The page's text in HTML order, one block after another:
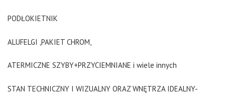
PODŁOKIETNIK
ALUFELGI ,PAKIET CHROM,
ATERMICZNE SZYBY+PRZYCIEMNIANE i wiele innych
STAN TECHNICZNY I WIZUALNY ORAZ WNĘTRZA IDEALNY-